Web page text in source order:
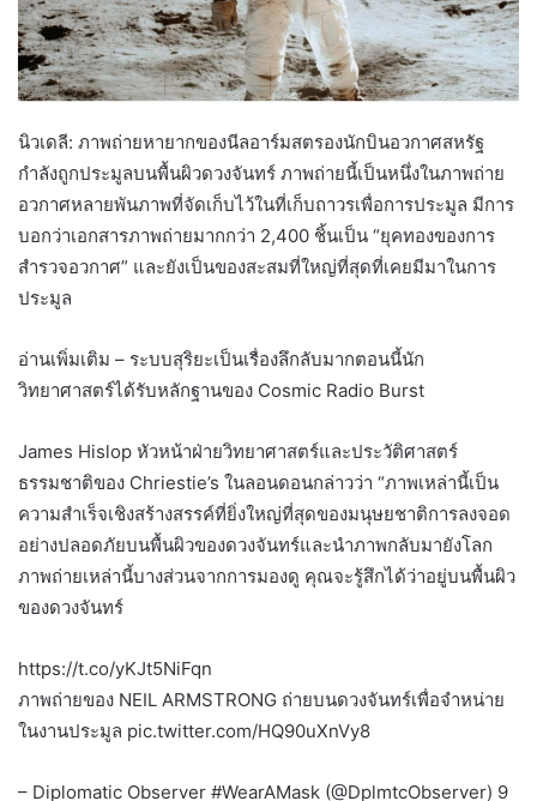
นิวเดลี: ภาพถ่ายหายากของนีลอาร์มสตรองนักบินอวกาศสหรัฐ
กำลังถูกประมูลบนพื้นผิวดวงจันทร์ ภาพถ่ายนี้เป็นหนึ่งในภาพถ่าย
อวกาศหลายพันภาพที่จัดเก็บไว้ในที่เก็บถาวรเพื่อการประมูล มีการ
บอกว่าเอกสารภาพถ่ายมากกว่า 2,400 ชิ้นเป็น “ยุคทองของการ
สำรวจอวกาศ” และยังเป็นของสะสมที่ใหญ่ที่สุดที่เคยมีมาในการ
ประมูล
อ่านเพิ่มเติม – ระบบสุริยะเป็นเรื่องลึกลับมากตอนนี้นัก
วิทยาศาสตร์ได้รับหลักฐานของ Cosmic Radio Burst
James Hislop หัวหน้าฝ่ายวิทยาศาสตร์และประวัติศาสตร์
ธรรมชาติของ Chriestie’s ในลอนดอนกล่าวว่า “ภาพเหล่านี้เป็น
ความสำเร็จเชิงสร้างสรรค์ที่ยิ่งใหญ่ที่สุดของมนุษยชาติการลงจอด
อย่างปลอดภัยบนพื้นผิวของดวงจันทร์และนำภาพกลับมายังโลก
ภาพถ่ายเหล่านี้บางส่วนจากการมองดู คุณจะรู้สึกได้ว่าอยู่บนพื้นผิว
ของดวงจันทร์
https://t.co/yKJt5NiFqn
ภาพถ่ายของ NEIL ARMSTRONG ถ่ายบนดวงจันทร์เพื่อจำหน่าย
ในงานประมูล pic.twitter.com/HQ90uXnVy8
– Diplomatic Observer #WearAMask (@DplmtcObserver) 9